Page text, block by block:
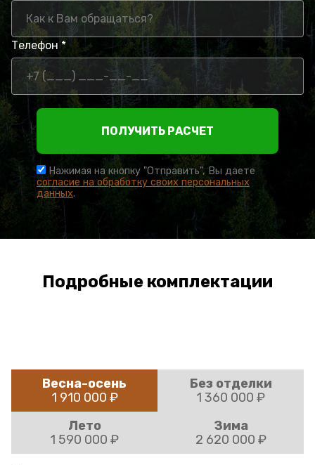
Телефон *
ПОЛУЧИТЬ РАСЧЕТ
Нажимая на кнопку "Отправить", Вы даете
согласие на обработку своих персональных
данных.
Подробные комплектации
Весна-осень
1 910 000 ₽
Без отделки
1 360 000 ₽
Лето
1 590 000 ₽
Зима
2 620 000 ₽